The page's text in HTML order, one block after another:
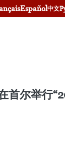
Español中文
首尔举行